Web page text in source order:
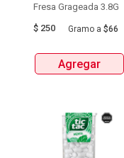
$ 250 Gramo a $66
Agregar